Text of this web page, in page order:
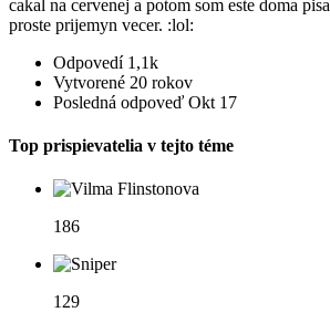
cakal na cervenej a potom som este doma
proste prijemyn vecer. :lol:
Odpovedí 1,1k
Vytvorené 20 rokov
Posledná odpoveď Okt 17
Top prispievatelia v tejto téme
186
129